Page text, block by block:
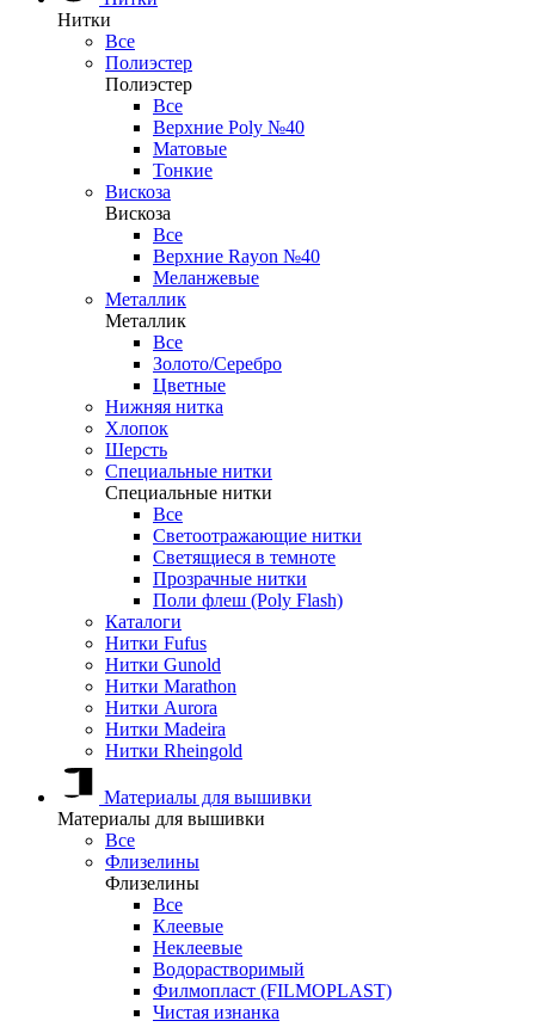
Нитки
Все
Полиэстер
Полиэстер
Все
Верхние Poly №40
Матовые
Тонкие
Вискоза
Вискоза
Все
Верхние Rayon №40
Меланжевые
Металлик
Металлик
Все
Золото/Серебро
Цветные
Нижняя нитка
Хлопок
Шерсть
Специальные нитки
Специальные нитки
Все
Светоотражающие нитки
Светящиеся в темноте
Прозрачные нитки
Поли флеш (Poly Flash)
Каталоги
Нитки Fufus
Нитки Gunold
Нитки Marathon
Нитки Aurora
Нитки Madeira
Нитки Rheingold
Материалы для вышивки
Материалы для вышивки
Все
Флизелины
Флизелины
Все
Клеевые
Неклеевые
Водорастворимый
Филмопласт (FILMOPLAST)
Чистая изнанка